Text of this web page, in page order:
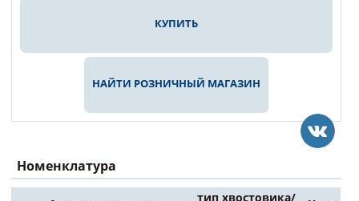
КУПИТЬ
НАЙТИ РОЗНИЧНЫЙ МАГАЗИН
Номенклатура
тип хвостовика/